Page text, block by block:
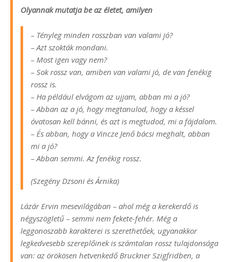
Olyannak mutatja be az életet, amilyen
– Tényleg minden rosszban van valami jó?
– Azt szokták mondani.
– Most igen vagy nem?
– Sok rossz van, amiben van valami jó, de van fenékig
rossz is.
– Ha például elvágom az ujjam, abban mi a jó?
– Abban az a jó, hogy megtanulod, hogy a késsel
óvatosan kell bánni, és azt is megtudod, mi a fájdalom.
– És abban, hogy a Vincze Jenő bácsi meghalt, abban
mi a jó?
– Abban semmi. Az fenékig rossz.
(Szegény Dzsoni és Árnika)
Lázár Ervin mesevilágában – ahol még a kerekerdő is
négyszögletű – semmi nem fekete-fehér. Még a
leggonoszabb karakterei is szerethetőek, ugyanakkor
legkedvesebb szereplőinek is számtalan rossz tulajdonsága
van: az örökösen hetvenkedő Bruckner Szigfridben, a